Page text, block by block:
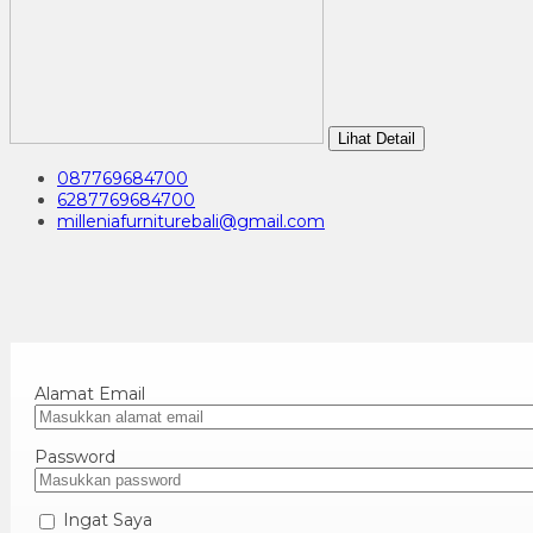
Lihat Detail
087769684700
6287769684700
milleniafurniturebali@gmail.com
Alamat Email
Password
Ingat Saya